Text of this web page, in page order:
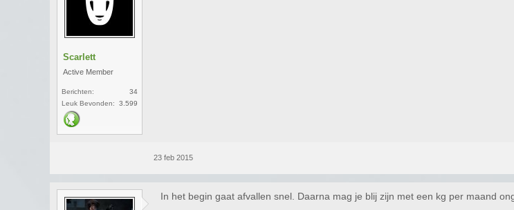
Scarlett
Active Member
Berichten:
34
Leuk Bevonden:
3.599
23 feb 2015
In het begin gaat afvallen snel. Daarna mag je blij zijn met een kg per maand